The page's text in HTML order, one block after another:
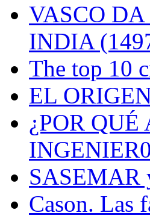
VASCO
INDIA
The top 10
EL
¿POR
SASEMAR
Cason. Las